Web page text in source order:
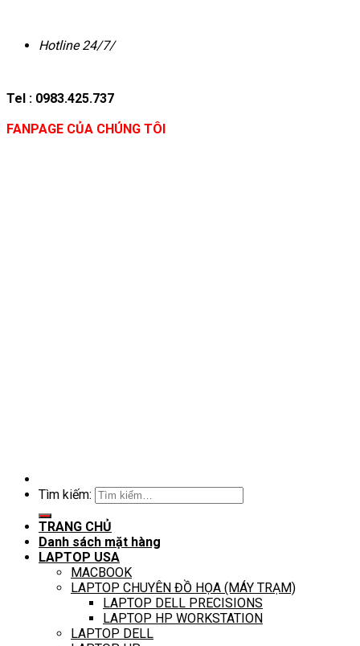
Hotline 24/7/
Tel : 0983.425.737
FANPAGE CỦA CHÚNG TÔI
Tìm kiếm:
TRANG CHỦ
Danh sách mặt hàng
LAPTOP USA
MACBOOK
LAPTOP CHUYÊN ĐỒ HỌA (MÁY TRẠM)
LAPTOP DELL PRECISIONS
LAPTOP HP WORKSTATION
LAPTOP DELL